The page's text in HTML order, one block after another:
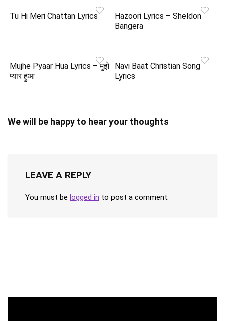
Tu Hi Meri Chattan Lyrics
Hazoori Lyrics – Sheldon
Bangera
Mujhe Pyaar Hua Lyrics – मुझे
प्यार हुआ
Navi Baat Christian Song
Lyrics
We will be happy to hear your thoughts
LEAVE A REPLY
You must be logged in to post a comment.